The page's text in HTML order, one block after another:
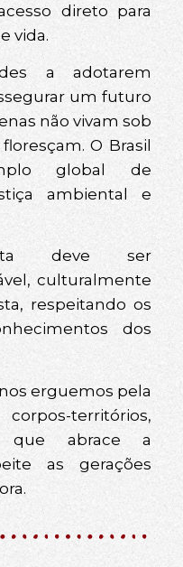
direto para
vida.
a adotarem
um futuro
não vivam sob
O Brasil
global de
ambiental e
deve ser
culturalmente
respeitando os
dos
erguemos pela
territórios,
que abrace a
as gerações